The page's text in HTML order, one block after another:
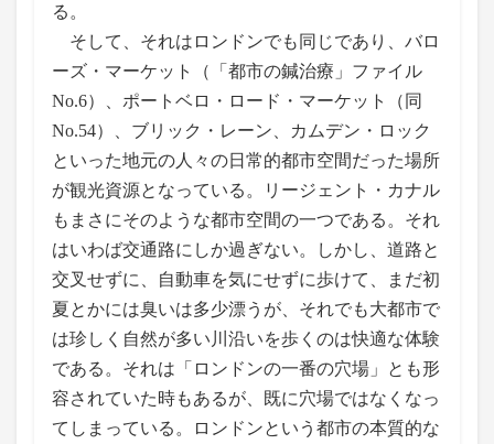
る。
そして、それはロンドンでも同じであり、バロ
ーズ・マーケット（「都市の鍼治療」ファイル
No.6）、ポートベロ・ロード・マーケット（同
No.54）、ブリック・レーン、カムデン・ロック
といった地元の人々の日常的都市空間だった場所
が観光資源となっている。リージェント・カナル
もまさにそのような都市空間の一つである。それ
はいわば交通路にしか過ぎない。しかし、道路と
交叉せずに、自動車を気にせずに歩けて、まだ初
夏とかには臭いは多少漂うが、それでも大都市で
は珍しく自然が多い川沿いを歩くのは快適な体験
である。それは「ロンドンの一番の穴場」とも形
容されていた時もあるが、既に穴場ではなくなっ
てしまっている。ロンドンという都市の本質的な